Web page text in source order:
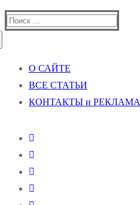
Найти:
О САЙТЕ
ВСЕ СТАТЬИ
КОНТАКТЫ и РЕКЛАМА